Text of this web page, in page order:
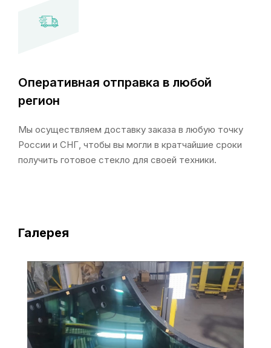
Оперативная отправка в любой
регион
Мы осуществляем доставку заказа в любую точку
России и СНГ, чтобы вы могли в кратчайшие сроки
получить готовое стекло для своей техники.
Галерея